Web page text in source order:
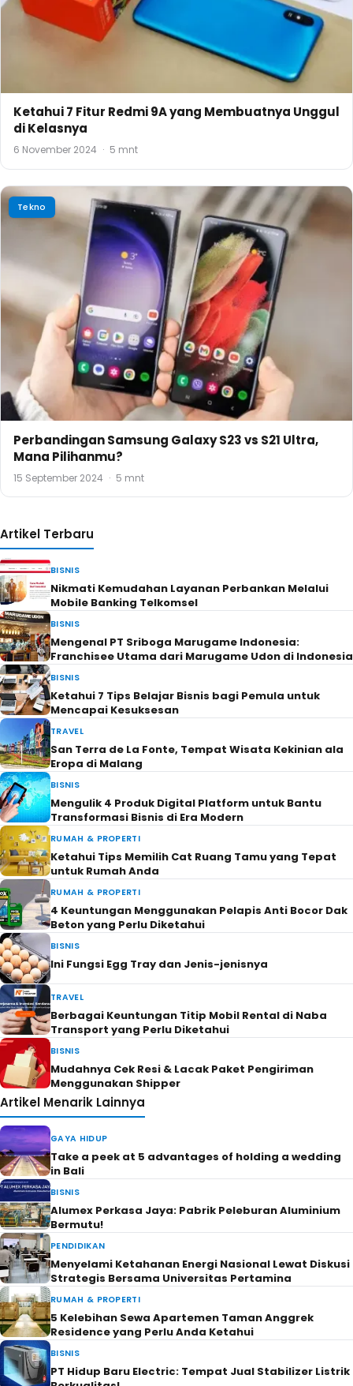
Ketahui 7 Fitur Redmi 9A yang Membuatnya Unggul
di Kelasnya
6 November 2024 · 5 mnt
Tekno
Perbandingan Samsung Galaxy S23 vs S21 Ultra,
Mana Pilihanmu?
15 September 2024 · 5 mnt
Artikel Terbaru
BISNIS
Nikmati Kemudahan Layanan Perbankan Melalui
Mobile Banking Telkomsel
BISNIS
Mengenal PT Sriboga Marugame Indonesia:
Franchisee Utama dari Marugame Udon di Indonesia
BISNIS
Ketahui 7 Tips Belajar Bisnis bagi Pemula untuk
Mencapai Kesuksesan
TRAVEL
San Terra de La Fonte, Tempat Wisata Kekinian ala
Eropa di Malang
BISNIS
Mengulik 4 Produk Digital Platform untuk Bantu
Transformasi Bisnis di Era Modern
RUMAH & PROPERTI
Ketahui Tips Memilih Cat Ruang Tamu yang Tepat
untuk Rumah Anda
RUMAH & PROPERTI
4 Keuntungan Menggunakan Pelapis Anti Bocor Dak
Beton yang Perlu Diketahui
BISNIS
Ini Fungsi Egg Tray dan Jenis-jenisnya
TRAVEL
Berbagai Keuntungan Titip Mobil Rental di Naba
Transport yang Perlu Diketahui
BISNIS
Mudahnya Cek Resi & Lacak Paket Pengiriman
Menggunakan Shipper
Artikel Menarik Lainnya
GAYA HIDUP
Take a peek at 5 advantages of holding a wedding
in Bali
BISNIS
Alumex Perkasa Jaya: Pabrik Peleburan Aluminium
Bermutu!
PENDIDIKAN
Menyelami Ketahanan Energi Nasional Lewat Diskusi
Strategis Bersama Universitas Pertamina
RUMAH & PROPERTI
5 Kelebihan Sewa Apartemen Taman Anggrek
Residence yang Perlu Anda Ketahui
BISNIS
PT Hidup Baru Electric: Tempat Jual Stabilizer Listrik